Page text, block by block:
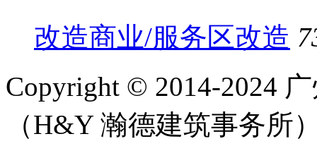
改造商业/服务区改造
Copyright © 2014-2024
（H&Y 瀚德建筑事务所